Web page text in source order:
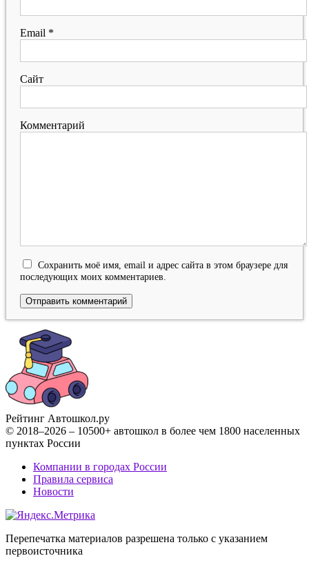
Email *
Сайт
Комментарий
Сохранить моё имя, email и адрес сайта в этом браузере для
последующих моих комментариев.
Рейтинг Автошкол.ру
© 2018–2026 – 10500+ автошкол в более чем 1800 населенных
пунктах России
Компании в городах России
Правила сервиса
Новости
Перепечатка материалов разрешена только с указанием
первоисточника